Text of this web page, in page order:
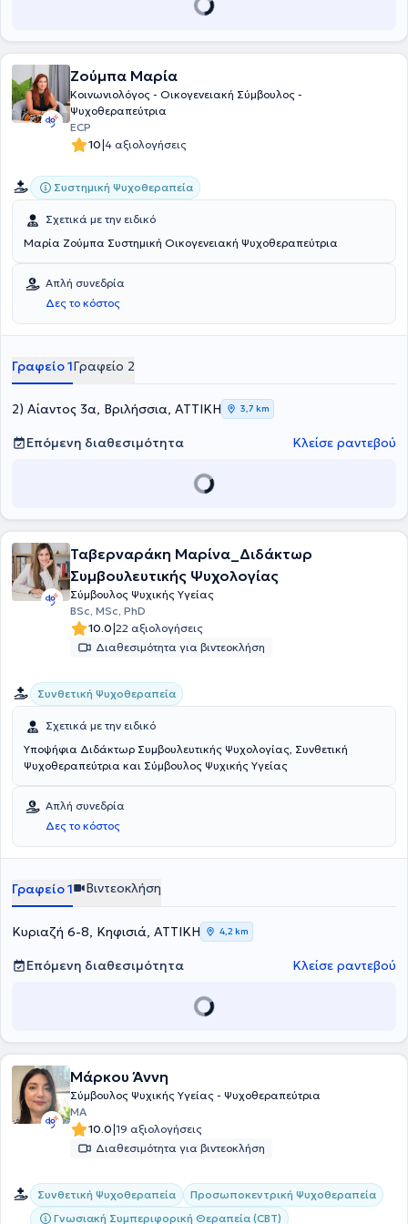
εξειδικευμένα εκπαιδευτικά σεμινάρια και επιμορφωτικά
ψυχικών διαταραχών σε ενηλίκους και εφήβους και στην
παρουσίαση πρόσφατων επιστημονικών ερευνών και
αποτελεσμάτων τους. Επιπλέον στο γραφείο υπάρχουν και άλλοι
συνεργάτες Σύμβουλος Ψυχικής Υγείας , σύμβουλός ψυχικής
Ζούμπα Μαρία
Κοινωνιολόγος - Οικογενειακή Σύμβουλος -
Ψυχοθεραπεύτρια
ECP
10|4 αξιολογήσεις
Συστημική Ψυχοθεραπεία
Σχετικά με την ειδικό
Μαρία Ζούμπα Συστημική Οικογενειακή Ψυχοθεραπεύτρια
Απλή συνεδρία
Δες το κόστος
Γραφείο 1Γραφείο 2
2) Αίαντος 3α, Βριλήσσια, ΑΤΤΙΚΗ 3,7 km
Επόμενη διαθεσιμότητα Κλείσε ραντεβού
Ταβερναράκη Μαρίνα_Διδάκτωρ
Συμβουλευτικής Ψυχολογίας
Σύμβουλος Ψυχικής Υγείας
BSc, MSc, PhD
10.0|22 αξιολογήσεις
Διαθεσιμότητα για βιντεοκλήση
Συνθετική Ψυχοθεραπεία
Σχετικά με την ειδικό
Υποψήφια Διδάκτωρ Συμβουλευτικής Ψυχολογίας, Συνθετική
Ψυχοθεραπεύτρια και Σύμβουλος Ψυχικής Υγείας
Απλή συνεδρία
Δες το κόστος
Γραφείο 1 Βιντεοκλήση
Κυριαζή 6-8, Κηφισιά, ΑΤΤΙΚΗ 4,2 km
Επόμενη διαθεσιμότητα Κλείσε ραντεβού
Μάρκου Άννη
Σύμβουλος Ψυχικής Υγείας - Ψυχοθεραπεύτρια
MA
10.0|19 αξιολογήσεις
Διαθεσιμότητα για βιντεοκλήση
Συνθετική Ψυχοθεραπεία
Προσωποκεντρική Ψυχοθεραπεία
Γνωσιακή Συμπεριφορική Θεραπεία (CBT)